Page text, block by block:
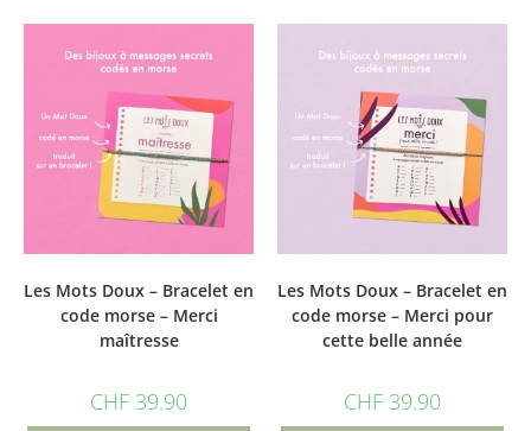
Les Mots Doux – Bracelet en
code morse – Merci
maîtresse
CHF 39.90
Les Mots Doux – Bracelet en
code morse – Merci pour
cette belle année
CHF 39.90